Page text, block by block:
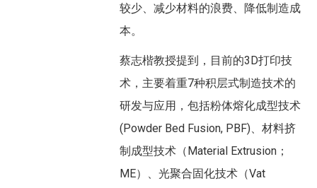
较少、减少材料的浪费、降低制造成
本。
蔡志楷教授提到，目前的3D打印技
术，主要着重7种积层式制造技术的
研发与应用，包括粉体熔化成型技术
(Powder Bed Fusion, PBF)、材料挤
制成型技术（Material Extrusion；
ME）、光聚合固化技术（Vat